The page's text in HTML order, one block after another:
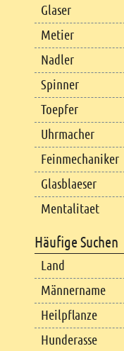
Glaser
Metier
Nadler
Spinner
Toepfer
Uhrmacher
Feinmechaniker
Glasblaeser
Mentalitaet
Häufige Suchen
Land
Männername
Heilpflanze
Hunderasse